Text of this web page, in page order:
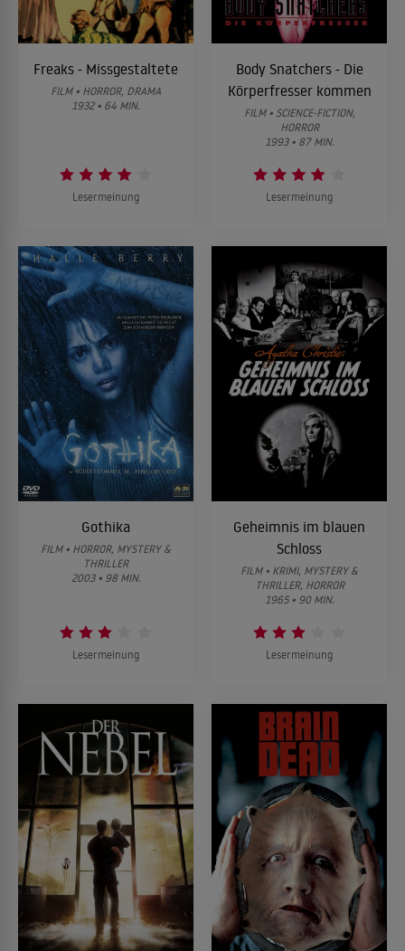
Freaks - Missgestaltete
FILM • HORROR, DRAMA
1932 • 64 MIN.
Lesermeinung
Body Snatchers - Die
Körperfresser kommen
FILM • SCIENCE-FICTION,
HORROR
1993 • 87 MIN.
Lesermeinung
Gothika
FILM • HORROR, MYSTERY &
THRILLER
2003 • 98 MIN.
Lesermeinung
Geheimnis im blauen
Schloss
FILM • KRIMI, MYSTERY &
THRILLER, HORROR
1965 • 90 MIN.
Lesermeinung